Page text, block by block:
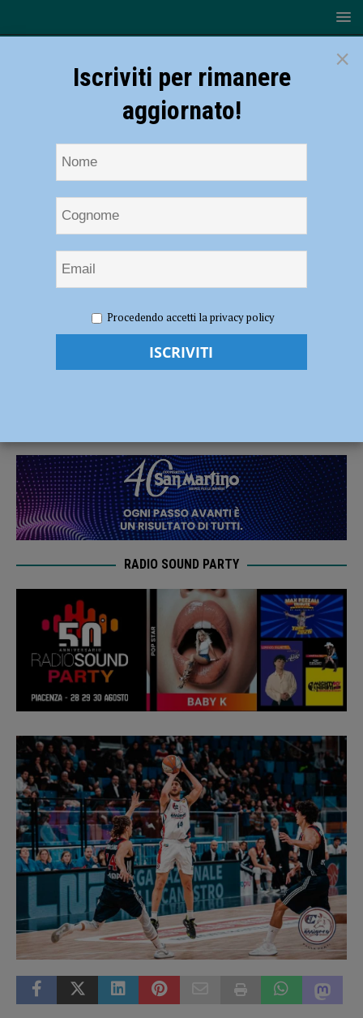
Piacenza riparte dal PalaBanca, arriva Roseto
L’Assigeco Piacenza riparte dal
RADIO SOUND PARTY
×
Iscriviti per rimanere
aggiornato!
Procedendo accetti la privacy policy